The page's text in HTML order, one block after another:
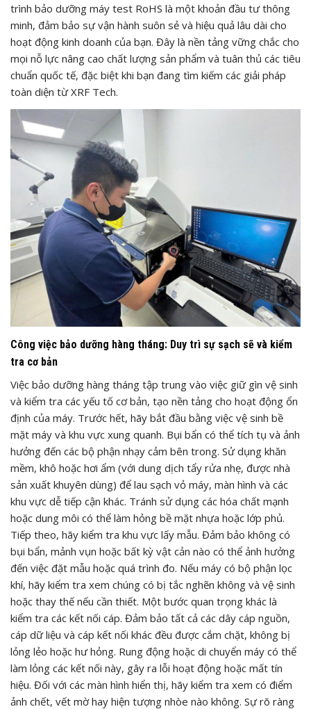
trình bảo dưỡng máy test RoHS là một khoản đầu tư thông
minh, đảm bảo sự vận hành suôn sẻ và hiệu quả lâu dài cho
hoạt động kinh doanh của bạn. Đây là nền tảng vững chắc cho
mọi nỗ lực nâng cao chất lượng sản phẩm và tuân thủ các tiêu
chuẩn quốc tế, đặc biệt khi bạn đang tìm kiếm các giải pháp
toàn diện từ XRF Tech.
Công việc bảo dưỡng hàng tháng: Duy trì sự sạch sẽ và kiểm
tra cơ bản
Việc bảo dưỡng hàng tháng tập trung vào việc giữ gìn vệ sinh
và kiểm tra các yếu tố cơ bản, tạo nền tảng cho hoạt động ổn
định của máy. Trước hết, hãy bắt đầu bằng việc vệ sinh bề
mặt máy và khu vực xung quanh. Bụi bẩn có thể tích tụ và ảnh
hưởng đến các bộ phận nhạy cảm bên trong. Sử dụng khăn
mềm, khô hoặc hơi ẩm (với dung dịch tẩy rửa nhẹ, được nhà
sản xuất khuyên dùng) để lau sạch vỏ máy, màn hình và các
khu vực dễ tiếp cận khác. Tránh sử dụng các hóa chất mạnh
hoặc dung môi có thể làm hỏng bề mặt nhựa hoặc lớp phủ.
Tiếp theo, hãy kiểm tra khu vực lấy mẫu. Đảm bảo không có
bụi bẩn, mảnh vụn hoặc bất kỳ vật cản nào có thể ảnh hưởng
đến việc đặt mẫu hoặc quá trình đo. Nếu máy có bộ phận lọc
khí, hãy kiểm tra xem chúng có bị tắc nghẽn không và vệ sinh
hoặc thay thế nếu cần thiết. Một bước quan trọng khác là
kiểm tra các kết nối cáp. Đảm bảo tất cả các dây cáp nguồn,
cáp dữ liệu và cáp kết nối khác đều được cắm chặt, không bị
lỏng lẻo hoặc hư hỏng. Rung động hoặc di chuyển máy có thể
làm lỏng các kết nối này, gây ra lỗi hoạt động hoặc mất tín
hiệu. Đối với các màn hình hiển thị, hãy kiểm tra xem có điểm
ảnh chết, vết mờ hay hiện tượng nhòe nào không. Sự rõ ràng